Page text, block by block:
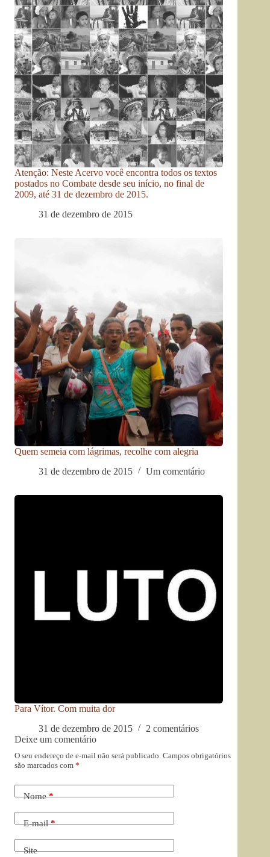
Atenção: Neste Acervo você encontra todos os textos
postados no Combate desde seu início, no final de
2009, até 31 de dezembro de 2015.
31 de dezembro de 2015
Quem semeia com lágrimas, recolhe com alegria
31 de dezembro de 2015
Um comentário
Para Vítor. Com muita dor
31 de dezembro de 2015
2 comentários
Deixe um comentário
O seu endereço de e-mail não será publicado. Campos obrigatórios
são marcados com *
Nome*
E-mail*
Site